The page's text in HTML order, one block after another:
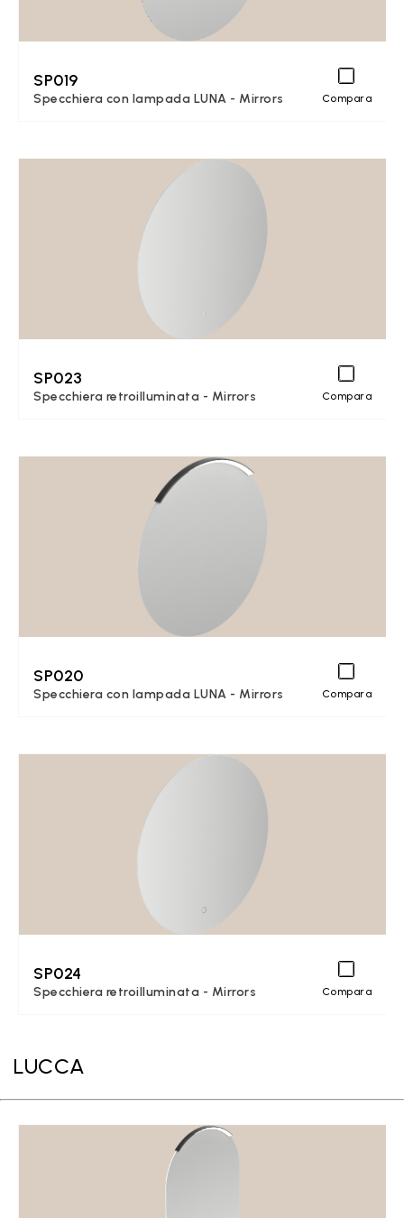
SP019
Specchiera con lampada LUNA - Mirrors Compara
SP023
Specchiera retroilluminata - Mirrors Compara
SP020
Specchiera con lampada LUNA - Mirrors Compara
SP024
Specchiera retroilluminata - Mirrors Compara
LUCCA